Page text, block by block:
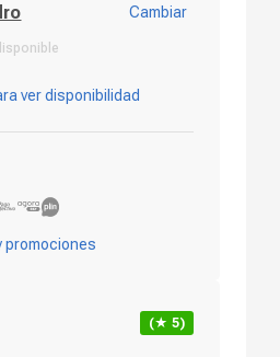
Cambiar
ver disponibilidad
promociones
(★ 5)